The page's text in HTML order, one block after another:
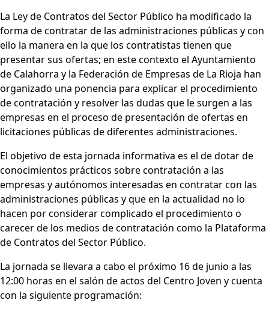
La Ley de Contratos del Sector Público ha modificado la
forma de contratar de las administraciones públicas y con
ello la manera en la que los contratistas tienen que
presentar sus ofertas; en este contexto el Ayuntamiento
de Calahorra y la Federación de Empresas de La Rioja han
organizado una ponencia para explicar el procedimiento
de contratación y resolver las dudas que le surgen a las
empresas en el proceso de presentación de ofertas en
licitaciones públicas de diferentes administraciones.
El objetivo de esta jornada informativa es el de dotar de
conocimientos prácticos sobre contratación a las
empresas y autónomos interesadas en contratar con las
administraciones públicas y que en la actualidad no lo
hacen por considerar complicado el procedimiento o
carecer de los medios de contratación como la Plataforma
de Contratos del Sector Público.
La jornada se llevara a cabo el próximo 16 de junio a las
12:00 horas en el salón de actos del Centro Joven y cuenta
con la siguiente programación: